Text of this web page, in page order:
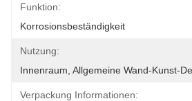
Funktion:
Korrosionsbeständigkeit
Nutzung:
Innenraum, Allgemeine Wand-Kunst-
Verpackung Informationen: